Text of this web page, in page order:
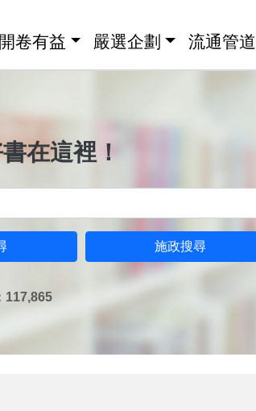
卷有益 嚴選企劃 流通管道
在這裡！
施政搜尋
117,865